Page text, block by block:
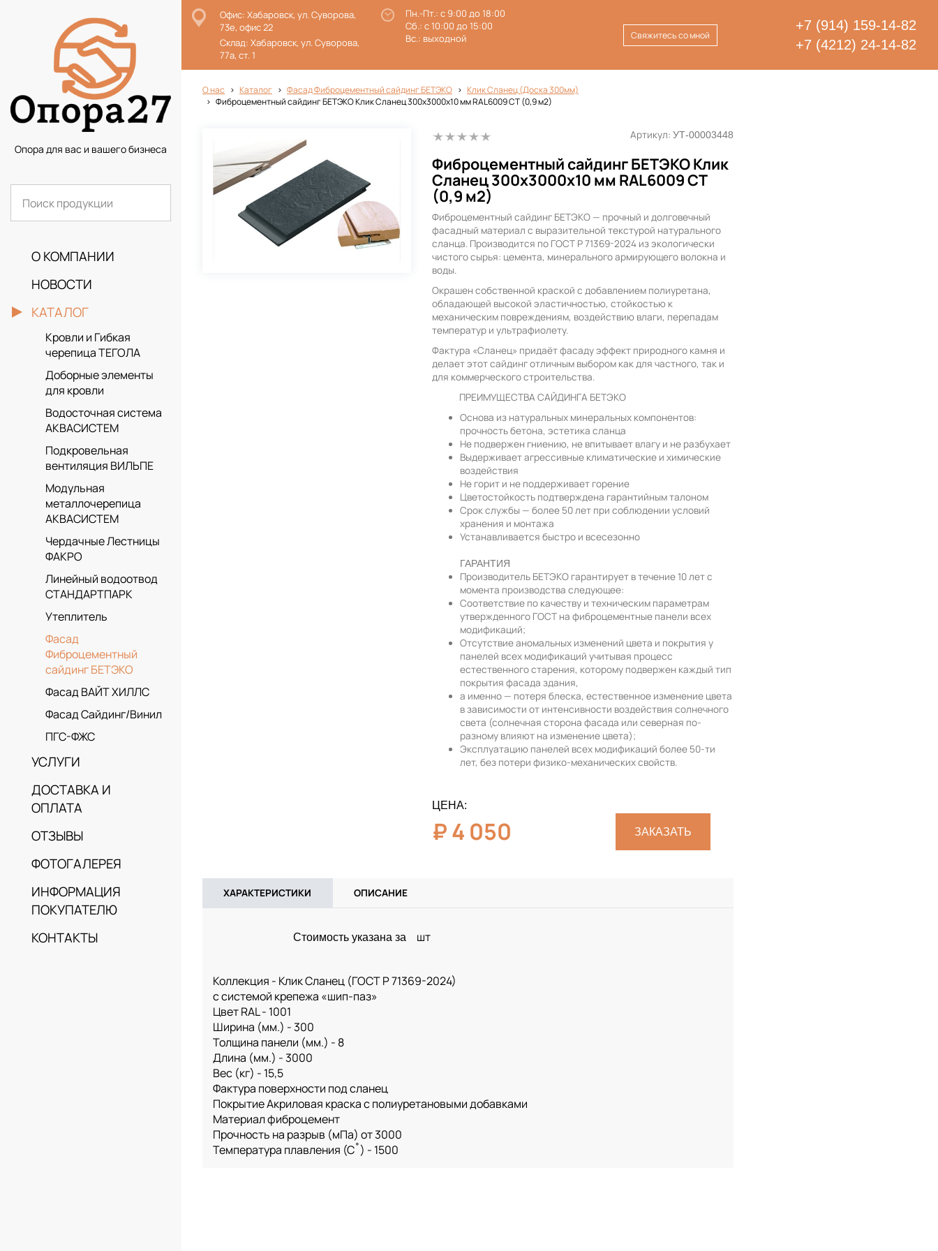
Опора для вас и вашего бизнеса
О КОМПАНИИ
НОВОСТИ
КАТАЛОГ
Кровли и Гибкая
черепица ТЕГОЛА
Доборные элементы
для кровли
Водосточная система
АКВАСИСТЕМ
Подкровельная
вентиляция ВИЛЬПЕ
Модульная
металлочерепица
АКВАСИСТЕМ
Чердачные Лестницы
ФАКРО
Линейный водоотвод
СТАНДАРТПАРК
Утеплитель
Фасад
Фиброцементный
сайдинг БЕТЭКО
Фасад ВАЙТ ХИЛЛС
Фасад Сайдинг/Винил
ПГС-ФЖС
УСЛУГИ
ДОСТАВКА И
ОПЛАТА
ОТЗЫВЫ
ФОТОГАЛЕРЕЯ
ИНФОРМАЦИЯ
ПОКУПАТЕЛЮ
КОНТАКТЫ
Офис: Хабаровск, ул. Суворова,
73е, офис 22
Склад: Хабаровск, ул. Суворова,
77а, ст. 1
Пн.-Пт.: с 9:00 до 18:00
Сб.: с 10:00 до 15:00
Вс.: выходной
+7 (914) 159-14-82
+7 (4212) 24-14-82
Свяжитесь со мной
О нас Каталог Фасад Фиброцементный сайдинг БЕТЭКО
Клик Сланец (Доска 300мм)
Фиброцементный сайдинг БЕТЭКО Клик Сланец 300х3000х10 мм RAL6009 СТ (0,9 м2)
Артикул: УТ-00003448
Фиброцементный сайдинг БЕТЭКО Клик
Сланец 300х3000х10 мм RAL6009 СТ
(0,9 м2)
Фиброцементный сайдинг БЕТЭКО — прочный и долговечный
фасадный материал с выразительной текстурой натурального
сланца. Производится по ГОСТ Р 71369-2024 из экологически
чистого сырья: цемента, минерального армирующего волокна и
воды.
Окрашен собственной краской с добавлением полиуретана,
обладающей высокой эластичностью, стойкостью к
механическим повреждениям, воздействию влаги, перепадам
температур и ультрафиолету.
Фактура «Сланец» придаёт фасаду эффект природного камня и
делает этот сайдинг отличным выбором как для частного, так и
для коммерческого строительства.
ПРЕИМУЩЕСТВА САЙДИНГА БЕТЭКО
Основа из натуральных минеральных компонентов:
прочность бетона, эстетика сланца
Не подвержен гниению, не впитывает влагу и не разбухает
Выдерживает агрессивные климатические и химические
воздействия
Не горит и не поддерживает горение
Цветостойкость подтверждена гарантийным талоном
Срок службы — более 50 лет при соблюдении условий
хранения и монтажа
Устанавливается быстро и всесезонно
ГАРАНТИЯ
Производитель БЕТЭКО гарантирует в течение 10 лет с
момента производства следующее:
Соответствие по качеству и техническим параметрам
утвержденного ГОСТ на фиброцементные панели всех
модификаций;
Отсутствие аномальных изменений цвета и покрытия у
панелей всех модификаций учитывая процесс
естественного старения, которому подвержен каждый тип
покрытия фасада здания,
а именно — потеря блеска, естественное изменение цвета
в зависимости от интенсивности воздействия солнечного
света (солнечная сторона фасада или северная по-
разному влияют на изменение цвета);
Эксплуатацию панелей всех модификаций более 50-ти
лет, без потери физико-механических свойств.
ЦЕНА:
₽4 050 ЗАКАЗАТЬ
ХАРАКТЕРИСТИКИ ОПИСАНИЕ
Стоимость указана за шт
Коллекция - Клик Сланец (ГОСТ Р 71369-2024)
с системой крепежа «шип-паз»
Цвет RAL - 1001
Ширина (мм.) - 300
Толщина панели (мм.) - 8
Длина (мм.) - 3000
Вес (кг) - 15,5
Фактура поверхности под сланец
Покрытие Акриловая краска с полиуретановыми добавками
Материал фиброцемент
Прочность на разрыв (мПа) от 3000
Температура плавления (С˚) - 1500